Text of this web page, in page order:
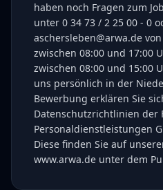
haben noch Fragen zum
unter 0 34 73 / 2 25 00 - 0
aschersleben@arwa.de
zwischen 08:00 und 17:00
zwischen 08:00 und 15:00
uns persönlich in der
Bewerbung erklären Sie
Datenschutzrichtlinien der
Personaldienstleistungen
Diese finden Sie auf
www.arwa.de unter dem